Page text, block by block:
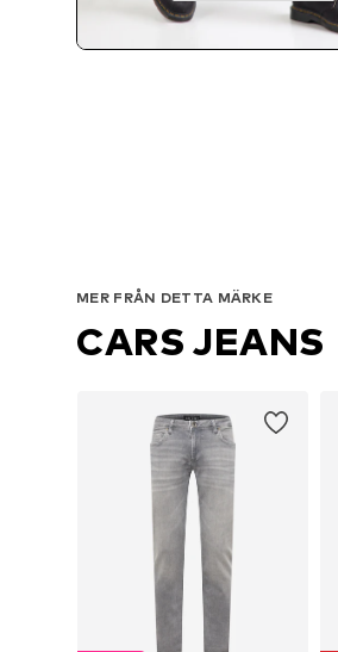
MER FRÅN DETTA MÄRKE
CARS JEANS